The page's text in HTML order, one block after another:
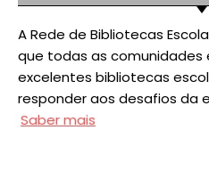
A Rede de Bibliotecas
que todas as
excelentes bibliotecas
responder aos desafios da
Saber mais